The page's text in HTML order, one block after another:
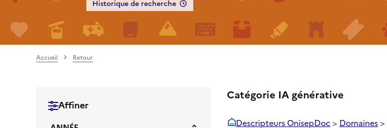
Historique de recherche
Accueil Retour
Affiner
Catégorie IA générative
Descripteurs OnisepDoc> Domaines>